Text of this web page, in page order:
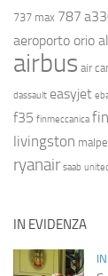
737 max 787
aeroporto orio
airbus air
dassault easyjet
f35 finmeccanica
livingston
ryanair saab
IN EVIDENZA